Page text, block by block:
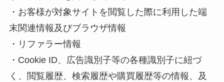
・お客様が対象サイトを閲覧した際に利用した端
末関連情報及びブラウザ情報
・リファラー情報
・Cookie ID、広告識別子等の各種識別子に紐づ
く、閲覧履歴、検索履歴や購買履歴等の情報、及